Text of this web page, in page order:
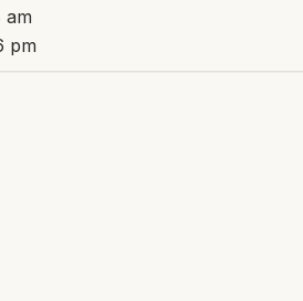
am
pm